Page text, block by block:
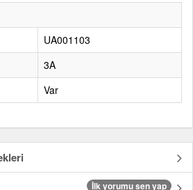
UA001103
3A
Var
İlk yorumu sen yap